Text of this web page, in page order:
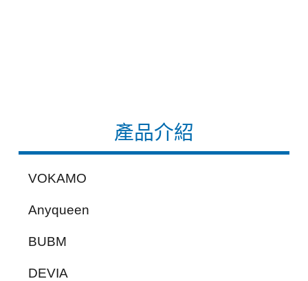
產品介紹
VOKAMO
Anyqueen
BUBM
DEVIA